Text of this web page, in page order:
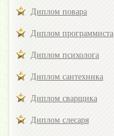
Диплом повара
Диплом программиста
Диплом психолога
Диплом сантехника
Диплом сварщика
Диплом слесаря